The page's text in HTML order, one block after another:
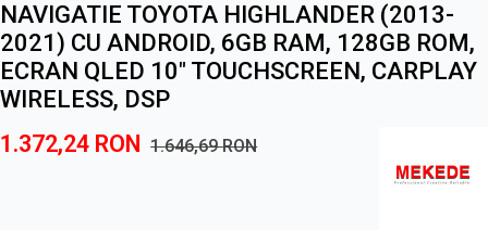
NAVIGATIE TOYOTA HIGHLANDER (2013-
2021) CU ANDROID, 6GB RAM, 128GB ROM,
ECRAN QLED 10" TOUCHSCREEN, CARPLAY
WIRELESS, DSP
1.372,24 RON 1.646,69RON